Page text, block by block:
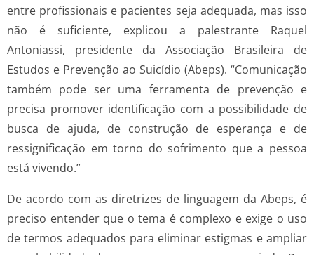
entre profissionais e pacientes seja adequada, mas isso
não é suficiente, explicou a palestrante Raquel
Antoniassi, presidente da Associação Brasileira de
Estudos e Prevenção ao Suicídio (Abeps). “Comunicação
também pode ser uma ferramenta de prevenção e
precisa promover identificação com a possibilidade de
busca de ajuda, de construção de esperança e de
ressignificação em torno do sofrimento que a pessoa
está vivendo.”
De acordo com as diretrizes de linguagem da Abeps, é
preciso entender que o tema é complexo e exige o uso
de termos adequados para eliminar estigmas e ampliar